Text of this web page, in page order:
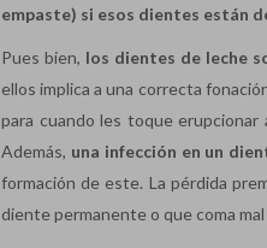
empaste) si esos dientes están
Pues bien, los dientes de leche
ellos implica a una correcta
para cuando les toque
Además, una infección en un
formación de este. La pérdida
diente permanente o que coma